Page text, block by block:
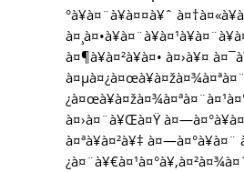
°à¥à¤¨à¥à¤¤à¥ˆ
à¤¶à¥à¤²à¥à¤• à¤›à¥¤
à¤›à¤¨à¥Œà¤Ÿ
à¤ªà¥à¤²à¥‡